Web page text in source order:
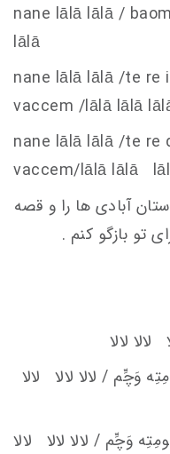
nane lālā lālā /
lālā
nane lālā lālā /te re
vaccem /lālā lālā
nane lālā lālā /te re
vaccem/lālā lālā
آبادی ها را و قصه
تو بازگو کنم .
لالا
وَچِّم / لالا لالا لالا
وَچِّم / لالا لالا لالا